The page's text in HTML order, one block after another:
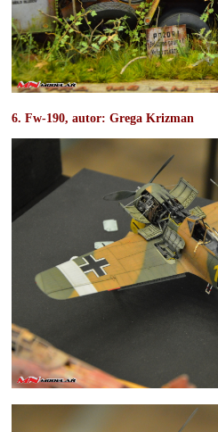
6. Fw-190, autor: Grega Krizman